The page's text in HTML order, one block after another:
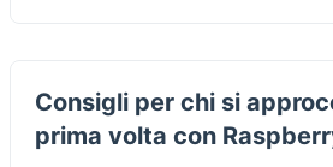
Consigli per chi si
prima volta con